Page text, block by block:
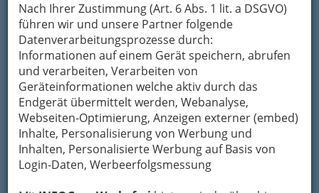
Nach Ihrer Zustimmung (Art. 6 Abs. 1 lit. a DSGVO)
führen wir und unsere Partner folgende
Datenverarbeitungsprozesse durch:
Informationen auf einem Gerät speichern, abrufen
und verarbeiten, Verarbeiten von
Geräteinformationen welche aktiv durch das
Endgerät übermittelt werden, Webanalyse,
Webseiten-Optimierung, Anzeigen externer (embed)
Inhalte, Personalisierung von Werbung und
Inhalten, Personalisierte Werbung auf Basis von
Login-Daten, Werbeerfolgsmessung
Design ist gerade in Graz, der ‚City of Design‘ ein ganz
wesentliches Merkmal von Lifestyle.
Lifestyle, oder auf Deutsch Lebensstil.
Was ist das genau?
Darauf könnte man sagen: „Gute Frage –
nächste Frage“.☺Es gibt allerdings schon
Definitionen bzw. Versuche, den Begriff zu
definieren.